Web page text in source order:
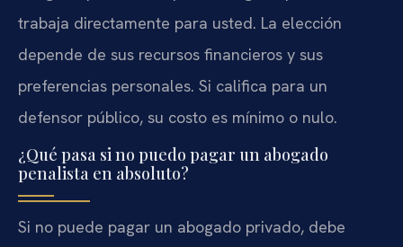
trabaja directamente para usted. La elección
depende de sus recursos financieros y sus
preferencias personales. Si califica para un
defensor público, su costo es mínimo o nulo.
¿Qué pasa si no puedo pagar un abogado
penalista en absoluto?
Si no puede pagar un abogado privado, debe